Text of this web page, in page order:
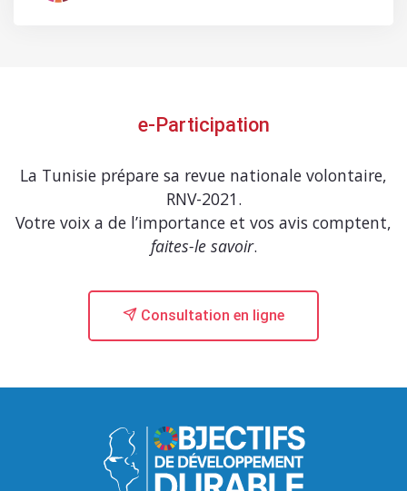
e-Participation
La Tunisie prépare sa revue nationale volontaire,
RNV-2021.
Votre voix a de l’importance et vos avis comptent,
faites-le savoir.
Consultation en ligne